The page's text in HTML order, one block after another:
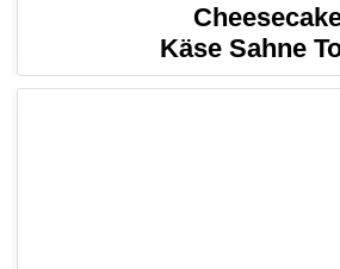
Käse Sahne